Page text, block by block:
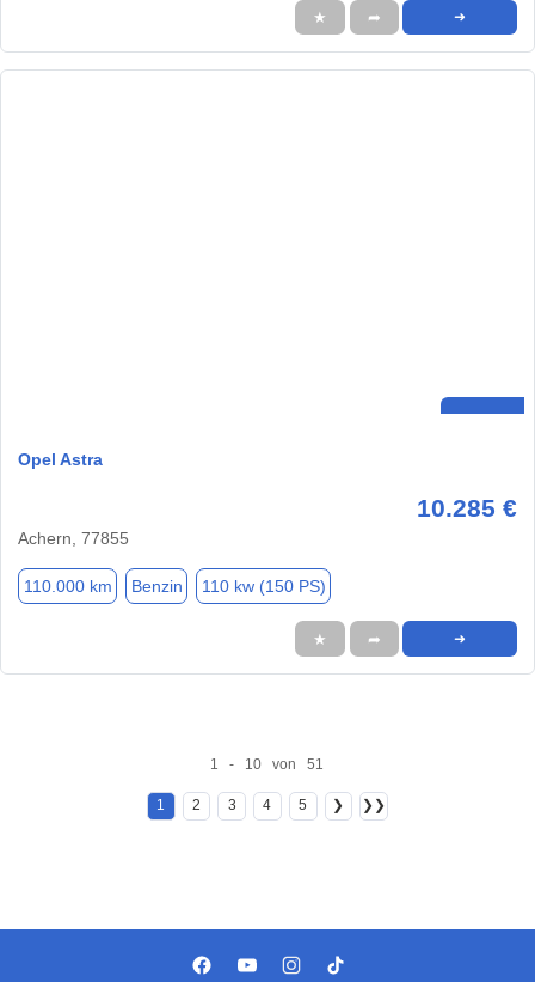
★ ➦ ➜
Opel Astra
10.285 €
Achern, 77855
110.000 km Benzin 110 kw (150 PS)
★ ➦ ➜
1 - 10 von 51
1 2 3 4 5 ❯ ❯❯